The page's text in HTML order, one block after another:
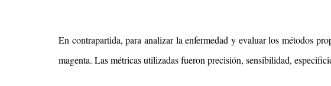
En contrapartida, para analizar la enfermedad y evaluar los métodos
magenta. Las métricas utilizadas fueron precisión, sensibilidad,